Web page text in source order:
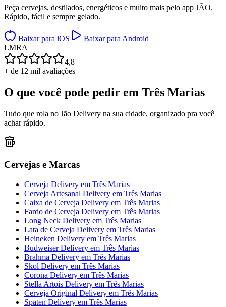
Peça cervejas, destilados, energéticos e muito mais pelo app JÃO.
Rápido, fácil e sempre gelado.
Baixar para iOS
Baixar para Android
LMRA
4,8
+ de 12 mil avaliações
O que você pode pedir em Três Marias
Tudo que rola no Jão Delivery na sua cidade, organizado pra você
achar rápido.
Cervejas e Marcas
Cerveja Delivery em Três Marias
Cerveja Artesanal Delivery em Três Marias
Caixa de Cerveja Delivery em Três Marias
Fardo de Cerveja Delivery em Três Marias
Long Neck Delivery em Três Marias
Lata de Cerveja Delivery em Três Marias
Heineken Delivery em Três Marias
Budweiser Delivery em Três Marias
Brahma Delivery em Três Marias
Skol Delivery em Três Marias
Corona Delivery em Três Marias
Stella Artois Delivery em Três Marias
Cerveja Original Delivery em Três Marias
Spaten Delivery em Três Marias